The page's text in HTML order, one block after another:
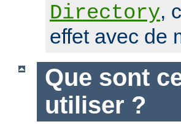
Directory,
effet avec de
Que sont
utiliser ?